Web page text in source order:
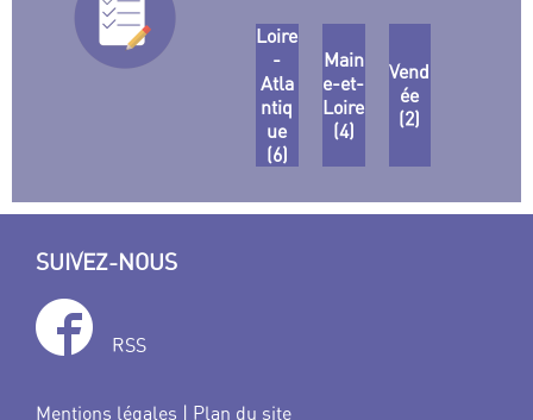
Loire
-
Atla
ntiq
ue
(6)
Main
e-et-
Loire
(4)
Vend
ée
(2)
SUIVEZ-NOUS
RSS
Mentions légales | Plan du site